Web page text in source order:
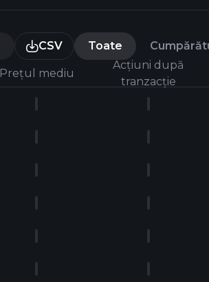
CSV Toate
Prețul mediu
Acțiuni după
tranzacție